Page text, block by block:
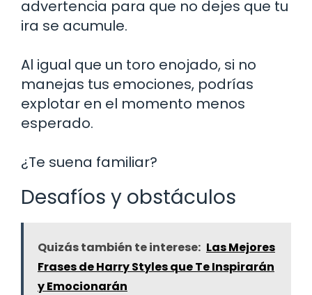
advertencia para que no dejes que tu
ira se acumule.
Al igual que un toro enojado, si no
manejas tus emociones, podrías
explotar en el momento menos
esperado.
¿Te suena familiar?
Desafíos y obstáculos
Quizás también te interese: Las Mejores
Frases de Harry Styles que Te Inspirarán
y Emocionarán